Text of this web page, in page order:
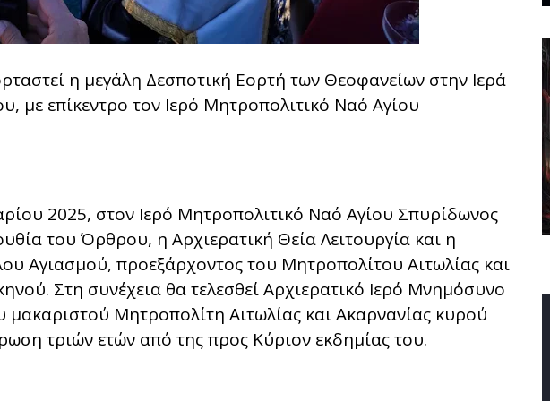
η μεγάλη Δεσποτική Εορτή των Θεοφανείων στην Ιερά
με επίκεντρο τον Ιερό Μητροπολιτικό Ναό Αγίου
2025, στον Ιερό Μητροπολιτικό Ναό Αγίου Σπυρίδωνος
του Όρθρου, η Αρχιερατική Θεία Λειτουργία και η
Αγιασμού, προεξάρχοντος του Μητροπολίτου Αιτωλίας και
Στη συνέχεια θα τελεσθεί Αρχιερατικό Ιερό Μνημόσυνο
Μητροπολίτη Αιτωλίας και Ακαρνανίας κυρού
τριών ετών από της προς Κύριον εκδημίας του.